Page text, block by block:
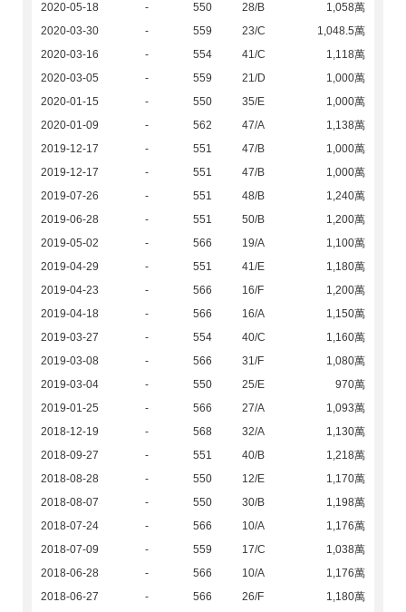
2020-05-18
- 550 28/B
1,058萬
2020-03-30
- 559 23/C
1,048.5萬
2020-03-16
- 554 41/C
1,118萬
2020-03-05
- 559 21/D
1,000萬
2020-01-15
- 550 35/E
1,000萬
2020-01-09
- 562 47/A
1,138萬
2019-12-17
- 551 47/B
1,000萬
2019-12-17
- 551 47/B
1,000萬
2019-07-26
- 551 48/B
1,240萬
2019-06-28
- 551 50/B
1,200萬
2019-05-02
- 566 19/A
1,100萬
2019-04-29
- 551 41/E
1,180萬
2019-04-23
- 566 16/F
1,200萬
2019-04-18
- 566 16/A
1,150萬
2019-03-27
- 554 40/C
1,160萬
2019-03-08
- 566 31/F
1,080萬
2019-03-04
- 550 25/E
970萬
2019-01-25
- 566 27/A
1,093萬
2018-12-19
- 568 32/A
1,130萬
2018-09-27
- 551 40/B
1,218萬
2018-08-28
- 550 12/E
1,170萬
2018-08-07
- 550 30/B
1,198萬
2018-07-24
- 566 10/A
1,176萬
2018-07-09
- 559 17/C
1,038萬
2018-06-28
- 566 10/A
1,176萬
2018-06-27
- 566 26/F
1,180萬